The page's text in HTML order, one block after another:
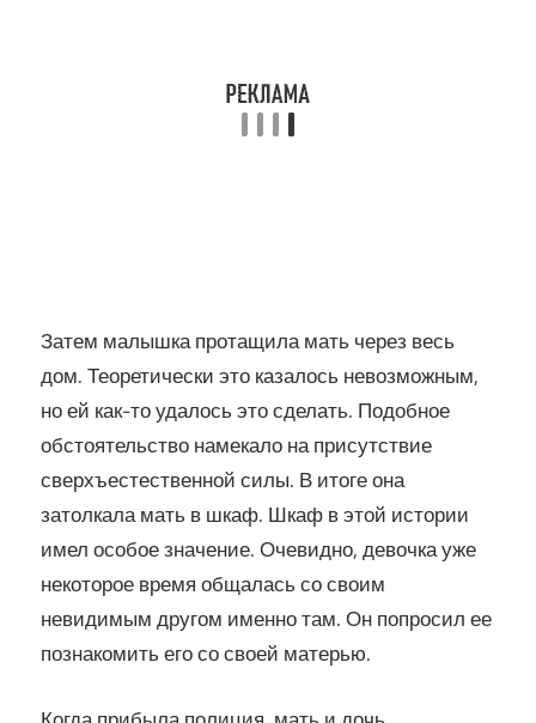
Затем малышка протащила мать через весь
дом. Теоретически это казалось невозможным,
но ей как-то удалось это сделать. Подобное
обстоятельство намекало на присутствие
сверхъестественной силы. В итоге она
затолкала мать в шкаф. Шкаф в этой истории
имел особое значение. Очевидно, девочка уже
некоторое время общалась со своим
невидимым другом именно там. Он попросил ее
познакомить его со своей матерью.